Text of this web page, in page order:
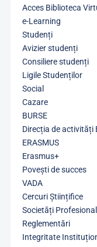
Acces Biblioteca
e-Learning
Studenți
Avizier studenți
Consiliere studenți
Ligile Studenților
Social
Cazare
BURSE
Direcția de activități
ERASMUS
Erasmus+
Povești de succes
VADA
Cercuri Științifice
Societăți
Reglementări
Integritate